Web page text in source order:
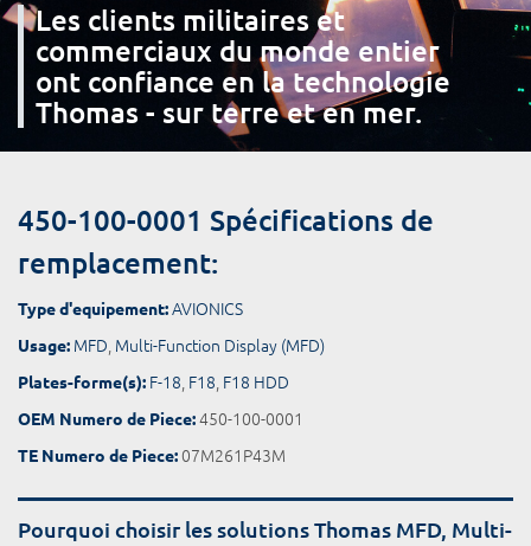
Les clients militaires et
commerciaux du monde entier
ont confiance en la technologie
Thomas - sur terre et en mer.
450-100-0001 Spécifications de
remplacement:
Type d'equipement:AVIONICS
Usage: MFD, Multi-Function Display (MFD)
Plates-forme(s): F-18, F18, F18 HDD
OEM Numero de Piece:450-100-0001
TE Numero de Piece:07M261P43M
Pourquoi choisir les solutions Thomas MFD, Multi-